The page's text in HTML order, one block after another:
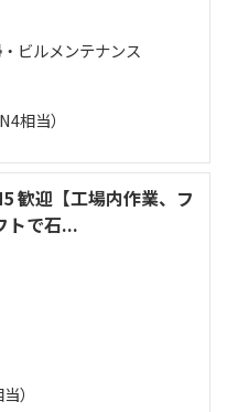
ビルメンテナンス
相当）
歓迎【工場内作業、フ
トで石...
）